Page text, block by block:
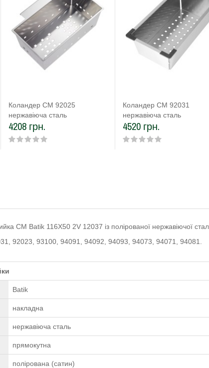
Коландер CM 92025
нержавіюча сталь
4208 грн.
Коландер CM 92031
нержавіюча сталь
4520 грн.
CM Batik 116Х50 2V 12037 із полірованої нержавіючої
92023, 93100, 94091, 94092, 94093, 94073, 94071, 94081.
Batik
накладна
нержавіюча сталь
прямокутна
полірована (сатин)